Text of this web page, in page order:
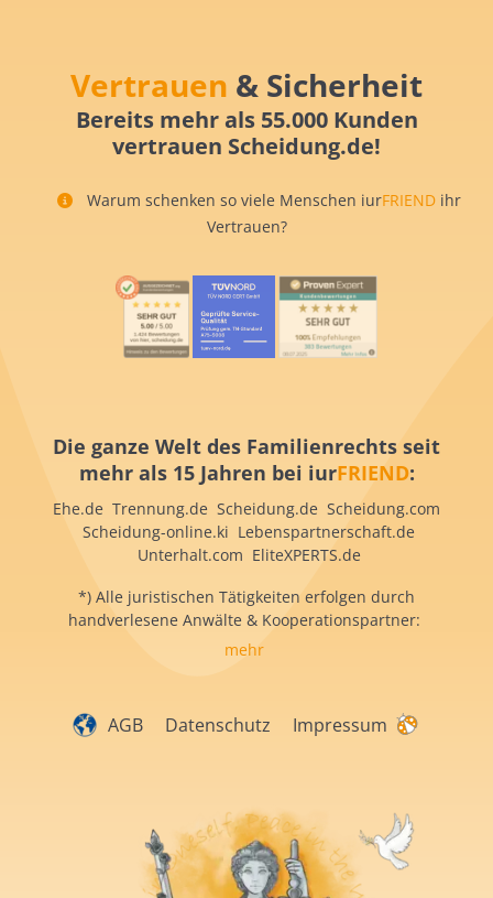
Vertrauen & Sicherheit
Bereits mehr als 55.000 Kunden
vertrauen Scheidung.de!
Warum schenken so viele Menschen iurFRIEND ihr
Vertrauen?
Die ganze Welt des Familienrechts seit
mehr als 15 Jahren bei iurFRIEND:
Ehe.de Trennung.de Scheidung.de Scheidung.com
Scheidung-online.ki Lebenspartnerschaft.de
Unterhalt.com EliteXPERTS.de
*) Alle juristischen Tätigkeiten erfolgen durch
handverlesene Anwälte & Kooperationspartner:
mehr
AGB Datenschutz Impressum